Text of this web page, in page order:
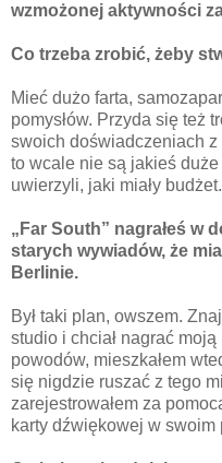
wzmożonej aktywności
Co trzeba zrobić, żeby
Mieć dużo farta,
pomysłów. Przyda się też
swoich doświadczeniach z
to wcale nie są jakieś
uwierzyli, jaki miały budżet.
„Far South” nagrałeś w
starych wywiadów, że
Berlinie.
Był taki plan, owszem.
studio i chciał nagrać moją
powodów, mieszkałem
się nigdzie ruszać z tego
zarejestrowałem za
karty dźwiękowej w swoim